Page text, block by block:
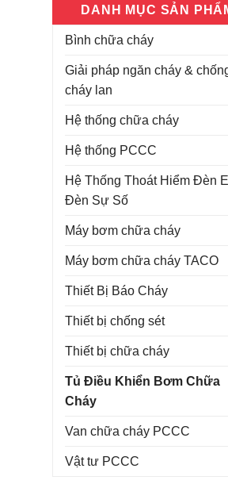
DANH MỤC SẢN
Bình chữa cháy
Giải pháp ngăn cháy &
cháy lan
Hệ thống chữa cháy
Hệ thống PCCC
Hệ Thống Thoát Hiểm Đèn
Đèn Sự Số
Máy bơm chữa cháy
Máy bơm chữa cháy TACO
Thiết Bị Báo Cháy
Thiết bị chống sét
Thiết bị chữa cháy
Tủ Điều Khiển Bơm Chữa
Cháy
Van chữa cháy PCCC
Vật tư PCCC